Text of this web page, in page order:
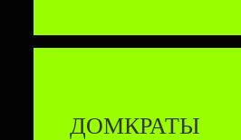
ДОМКРАТЫ